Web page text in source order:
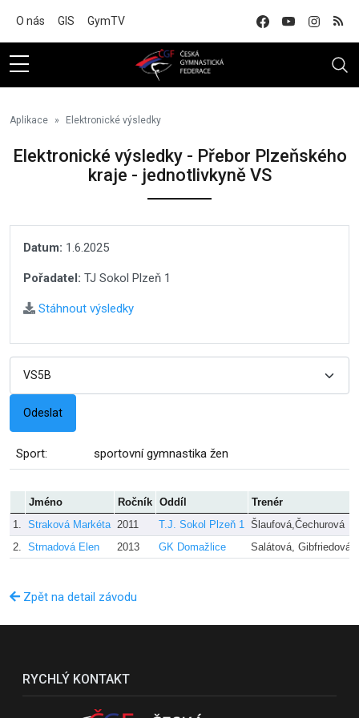
O nás GIS GymTV
Aplikace Elektronické výsledky
Elektronické výsledky - Přebor Plzeňského
kraje - jednotlivkyně VS
Datum: 1.6.2025
Pořadatel: TJ Sokol Plzeň 1
Stáhnout výsledky
Sport: sportovní gymnastika žen
Jméno Ročník Oddíl Trenér
1. Straková Markéta 2011 T.J. Sokol Plzeň 1 Šlaufová,Čechurová
2. Strnadová Elen 2013 GK Domažlice Salátová, Gibfriedová
Zpět na detail závodu
RYCHLÝ KONTAKT